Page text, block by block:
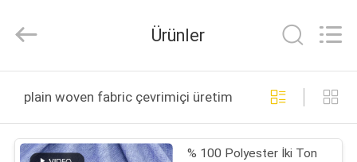
ÜRÜN:%
Textile
Co.,Ltd.
Reserved.
Ürünler
plain woven fabric çevrimiçi üretim
% 100 Polyester İki Ton